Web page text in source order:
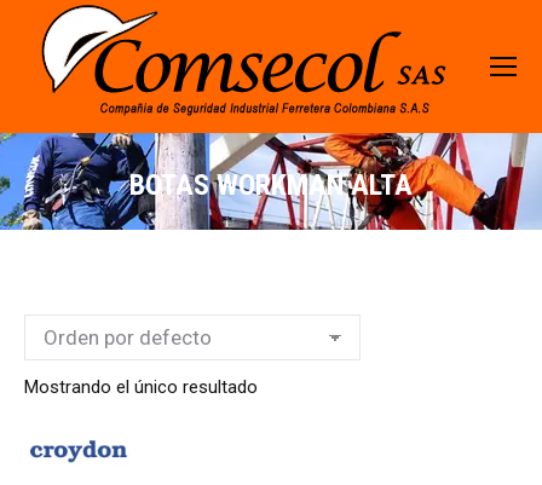
BOTAS WORKMAN ALTA
Mostrando el único resultado